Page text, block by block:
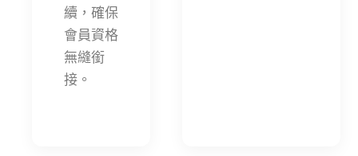
續，確保
會員資格
無縫銜
接。